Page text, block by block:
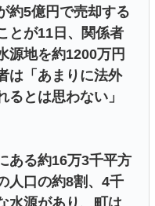
約5億円で売却する
とが11日、関係者
源地を約1200万円
は「あまりに法外
とは思わない」
ある約16万3千平方
人口の約8割、4千
水源があり、町は